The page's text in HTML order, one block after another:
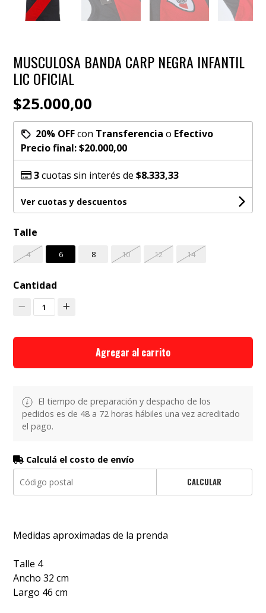
MUSCULOSA BANDA CARP NEGRA INFANTIL
LIC OFICIAL
$25.000,00
20% OFFcon Transferencia o Efectivo
Precio final:$20.000,00
3cuotas sin interés de$8.333,33
Ver cuotas y descuentos
Talle
4 6 8 10 12 14
Cantidad
1
Agregar al carrito
El tiempo de preparación y despacho de los
pedidos es de 48 a 72 horas hábiles una vez acreditado
el pago.
Calculá el costo de envío
CALCULAR
Medidas aproximadas de la prenda
Talle 4
Ancho 32 cm
Largo 46 cm